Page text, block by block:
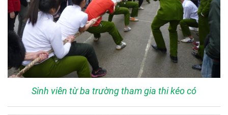
Sinh viên từ ba trường tham gia thi kéo có